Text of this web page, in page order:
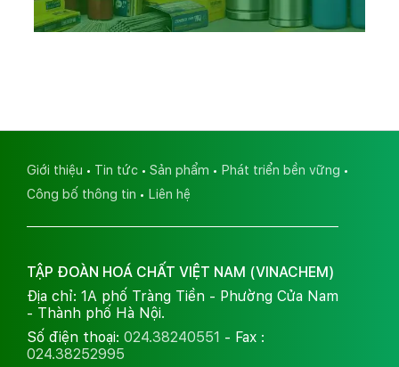
Giới thiệu Tin tức Sản phẩm
Phát triển bền vững
Công bố thông tin
Liên hệ
TẬP ĐOÀN HOÁ CHẤT VIỆT NAM (VINACHEM)
Địa chỉ: 1A phố Tràng Tiền - Phường Cửa Nam
- Thành phố Hà Nội.
Số điện thoại: 024.38240551 - Fax :
024.38252995